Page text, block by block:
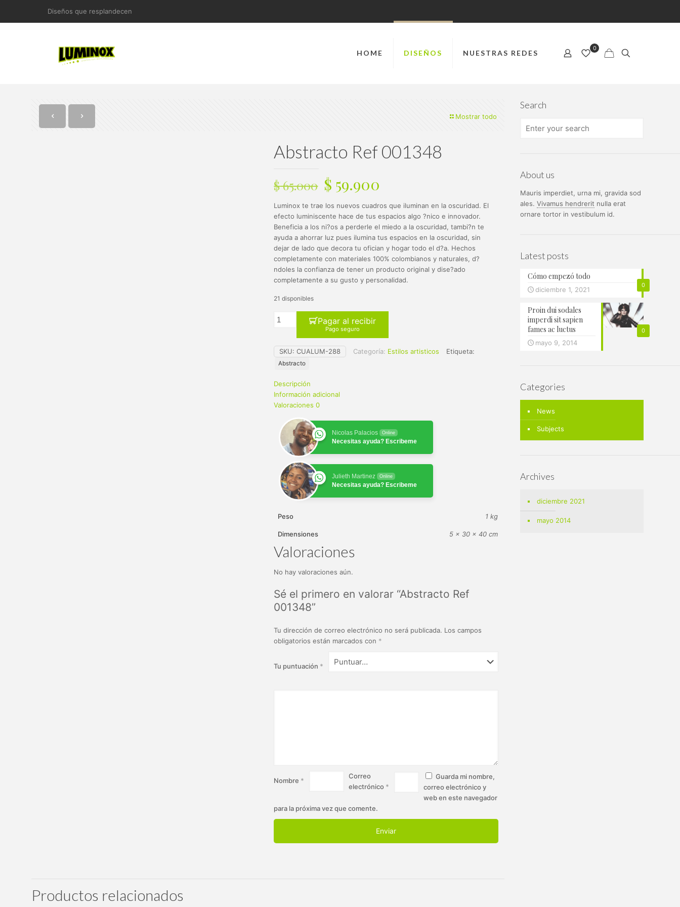
Diseños que resplandecen
HOME DISEÑOS NUESTRAS REDES
0
Mostrar todo
Abstracto Ref 001348
$65.000 El
precio
original
era:
$ 65.000.
$ 59.900
precio
actual
es:
$ 59.900.
Luminox te trae los nuevos cuadros que iluminan en la oscuridad. El
efecto luminiscente hace de tus espacios algo ?nico e innovador.
Beneficia a los ni?os a perderle el miedo a la oscuridad, tambi?n te
ayuda a ahorrar luz pues ilumina tus espacios en la oscuridad, sin
dejar de lado que decora tu ofician y hogar todo el d?a. Hechos
completamente con materiales 100% colombianos y naturales, d?
ndoles la confianza de tener un producto original y dise?ado
completamente a su gusto y personalidad.
21 disponibles
Pagar al recibir
Pago seguro
SKU:CUALUM-288 Categoría: Estilos artisticos Etiqueta:
Abstracto
Descripción
Información adicional
Valoraciones0
Nicolas Palacios Online
Necesitas ayuda? Escribeme
Julieth Martinez Online
Necesitas ayuda? Escribeme
Peso 1 kg
Dimensiones 5 × 30 × 40 cm
Valoraciones
No hay valoraciones aún.
Sé el primero en valorar “Abstracto Ref
001348”
Tu dirección de correo electrónico no será publicada. Los campos
obligatorios están marcados con *
Tu puntuación *
Nombre *
Correo
electrónico *
Guarda mi nombre,
correo electrónico y
web en este navegador
para la próxima vez que comente.
Productos relacionados
Search
About us
Mauris imperdiet, urna mi, gravida sod
ales. Vivamus hendrerit nulla erat
ornare tortor in vestibulum id.
Latest posts
0
Cómo empezó todo
diciembre 1, 2021
0
Proin dui sodales
imperdi sit sapien
fames ac luctus
mayo 9, 2014
Categories
News
Subjects
Archives
diciembre 2021
mayo 2014